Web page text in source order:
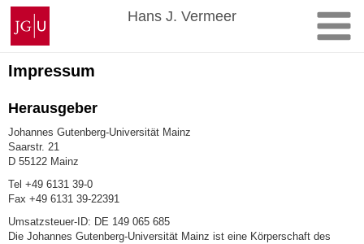
Zum
Inhalt
springen
Johannes
Gutenberg-
Universität
Mainz
Hans J. Vermeer
Impressum
Herausgeber
Johannes Gutenberg-Universität Mainz
Saarstr. 21
D 55122 Mainz
Tel +49 6131 39-0
Fax +49 6131 39-22391
Umsatzsteuer-ID: DE 149 065 685
Die Johannes Gutenberg-Universität Mainz ist eine Körperschaft des